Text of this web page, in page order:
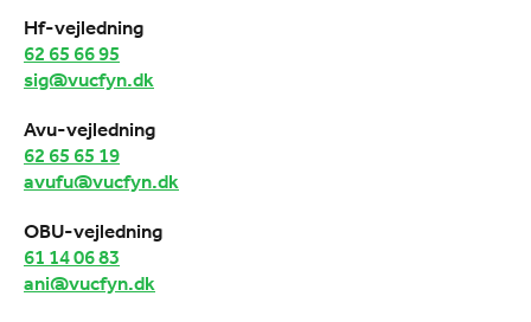
Hf-vejledning
62 65 66 95
sig@vucfyn.dk
Avu-vejledning
62 65 65 19
avufu@vucfyn.dk
OBU-vejledning
61 14 06 83
ani@vucfyn.dk